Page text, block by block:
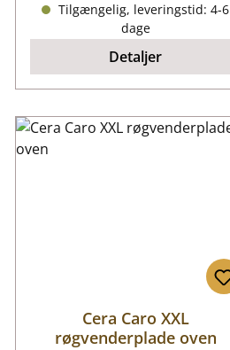
Tilgængelig, leveringstid: 4-6
dage
Detaljer
Cera Caro XXL
røgvenderplade oven